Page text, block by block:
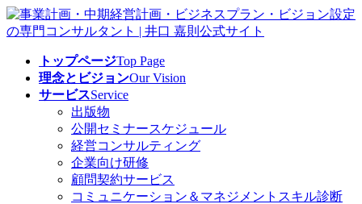
コ
ン
ナ
ビ
トップページTop Page
理念とビジョンOur Vision
サービスService
出版物
公開セミナースケジュール
経営コンサルティング
企業向け研修
顧問契約サービス
コミュニケーション＆マネジメントスキル診断